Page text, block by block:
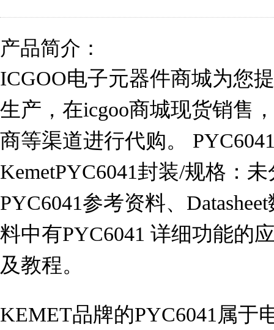
产品简介：
ICGOO电子元器件商城为您
生产，在icgoo商城现货销售
商等渠道进行代购。
KemetPYC6041封装/规格：
PYC6041参考资料、
料中有PYC6041 详细功能的
及教程。
KEMET品牌的PYC6041属于